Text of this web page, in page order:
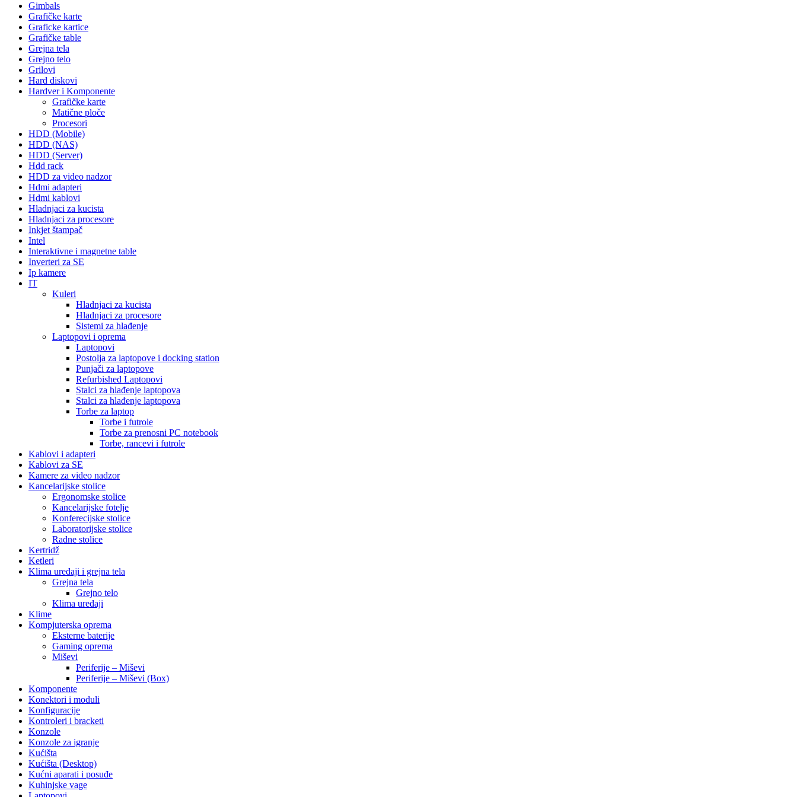
Gimbals
Grafičke karte
Graficke kartice
Grafičke table
Grejna tela
Grejno telo
Grilovi
Hard diskovi
Hardver i Komponente
Grafičke karte
Matične ploče
Procesori
HDD (Mobile)
HDD (NAS)
HDD (Server)
Hdd rack
HDD za video nadzor
Hdmi adapteri
Hdmi kablovi
Hladnjaci za kucista
Hladnjaci za procesore
Inkjet štampač
Intel
Interaktivne i magnetne table
Inverteri za SE
Ip kamere
IT
Kuleri
Hladnjaci za kucista
Hladnjaci za procesore
Sistemi za hlađenje
Laptopovi i oprema
Laptopovi
Postolja za laptopove i docking station
Punjači za laptopove
Refurbished Laptopovi
Stalci za hlađenje laptopova
Stalci za hlađenje laptopova
Torbe za laptop
Torbe i futrole
Torbe za prenosni PC notebook
Torbe, rancevi i futrole
Kablovi i adapteri
Kablovi za SE
Kamere za video nadzor
Kancelarijske stolice
Ergonomske stolice
Kancelarijske fotelje
Konferecijske stolice
Laboratorijske stolice
Radne stolice
Kertridž
Ketleri
Klima uređaji i grejna tela
Grejna tela
Grejno telo
Klima uređaji
Klime
Kompjuterska oprema
Eksterne baterije
Gaming oprema
Miševi
Periferije – Miševi
Periferije – Miševi (Box)
Komponente
Konektori i moduli
Konfiguracije
Kontroleri i bracketi
Konzole
Konzole za igranje
Kućišta
Kućišta (Desktop)
Kućni aparati i posuđe
Kuhinjske vage